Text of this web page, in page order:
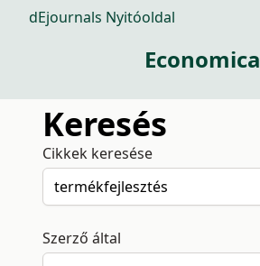
dEjournals Nyitóoldal
Economica
Keresés
Cikkek keresése
Szerző által